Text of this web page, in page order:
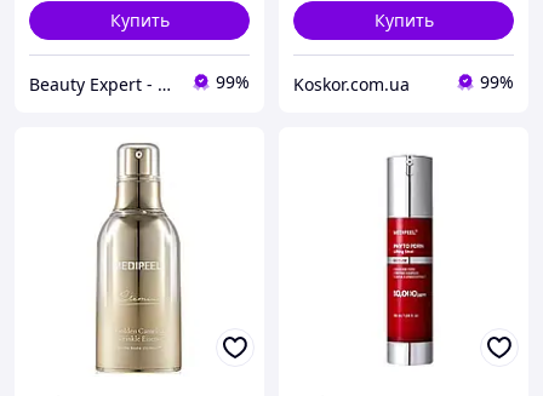
Купить
Beauty Expert - лучшие цены, быстрая отправка 99%
Купить
Koskor.com.ua 99%